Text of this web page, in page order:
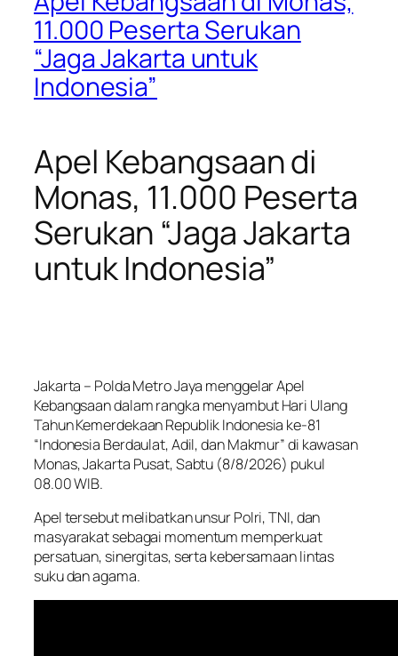
11.000 Peserta Serukan
“Jaga Jakarta untuk
Indonesia”
Apel Kebangsaan di
Monas, 11.000 Peserta
Serukan “Jaga Jakarta
untuk Indonesia”
Jakarta – Polda Metro Jaya menggelar Apel
Kebangsaan dalam rangka menyambut Hari Ulang
Tahun Kemerdekaan Republik Indonesia ke-81
“Indonesia Berdaulat, Adil, dan Makmur” di kawasan
Monas, Jakarta Pusat, Sabtu (8/8/2026) pukul
08.00 WIB.
Apel tersebut melibatkan unsur Polri, TNI, dan
masyarakat sebagai momentum memperkuat
persatuan, sinergitas, serta kebersamaan lintas
suku dan agama.